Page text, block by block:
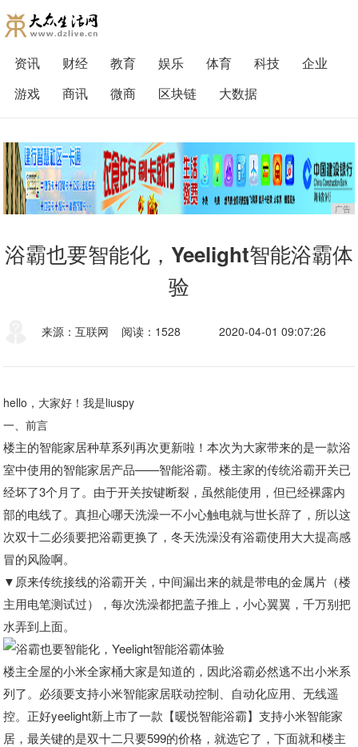
资讯 财经 教育 娱乐 体育 科技
企业
游戏
商讯 微商 区块链 大数据
广告
浴霸也要智能化，Yeelight智能浴霸体
验
来源：互联网 阅读：1528 2020-04-01 09:07:26
hello，大家好！我是liuspy
一、前言
楼主的智能家居种草系列再次更新啦！本次为大家带来的是一款浴
室中使用的智能家居产品——智能浴霸。楼主家的传统浴霸开关已
经坏了3个月了。由于开关按键断裂，虽然能使用，但已经裸露内
部的电线了。真担心哪天洗澡一不小心触电就与世长辞了，所以这
次双十二必须要把浴霸更换了，冬天洗澡没有浴霸使用大大提高感
冒的风险啊。
▼原来传统接线的浴霸开关，中间漏出来的就是带电的金属片（楼
主用电笔测试过），每次洗澡都把盖子推上，小心翼翼，千万别把
水弄到上面。
楼主全屋的小米全家桶大家是知道的，因此浴霸必然逃不出小米系
列了。必须要支持小米智能家居联动控制、自动化应用、无线遥
控。正好yeelight新上市了一款【暖悦智能浴霸】支持小米智能家
居，最关键的是双十二只要599的价格，就选它了，下面就和楼主